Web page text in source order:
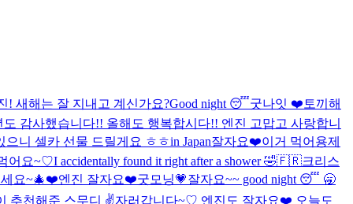
! 새해는 잘 지내고 계신가요?Good night 😴굿나잇 ❤️ 토끼해
도 감사했습니다!! 올해도 행복합시다!! 엔진 고맙고 사랑합니
니 셀카 선물 드릴게요 ㅎㅎin Japan잘자요❤️이거 먹어용제
어요~♡I accidentally found it right after a shower 🤣🇫🇷크리스
요~🎄❤️엔진 잘자요❤️굿모닝💗잘자요~~ good night 😴 🥱
추천해준 스무디 ✌️자러갑니다~♡ 엔진도 잘자요❤️ 오늘도